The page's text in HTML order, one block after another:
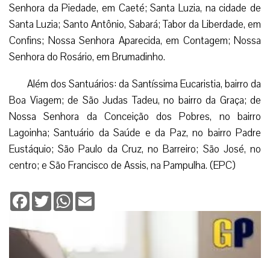
Senhora da Piedade, em Caeté; Santa Luzia, na cidade de
Santa Luzia; Santo Antônio, Sabará; Tabor da Liberdade, em
Confins; Nossa Senhora Aparecida, em Contagem; Nossa
Senhora do Rosário, em Brumadinho.
Além dos Santuários: da Santíssima Eucaristia, bairro da
Boa Viagem; de São Judas Tadeu, no bairro da Graça; de
Nossa Senhora da Conceição dos Pobres, no bairro
Lagoinha; Santuário da Saúde e da Paz, no bairro Padre
Eustáquio; São Paulo da Cruz, no Barreiro; São José, no
centro; e São Francisco de Assis, na Pampulha. (EPC)
Facebook
TwitterWhatsApp